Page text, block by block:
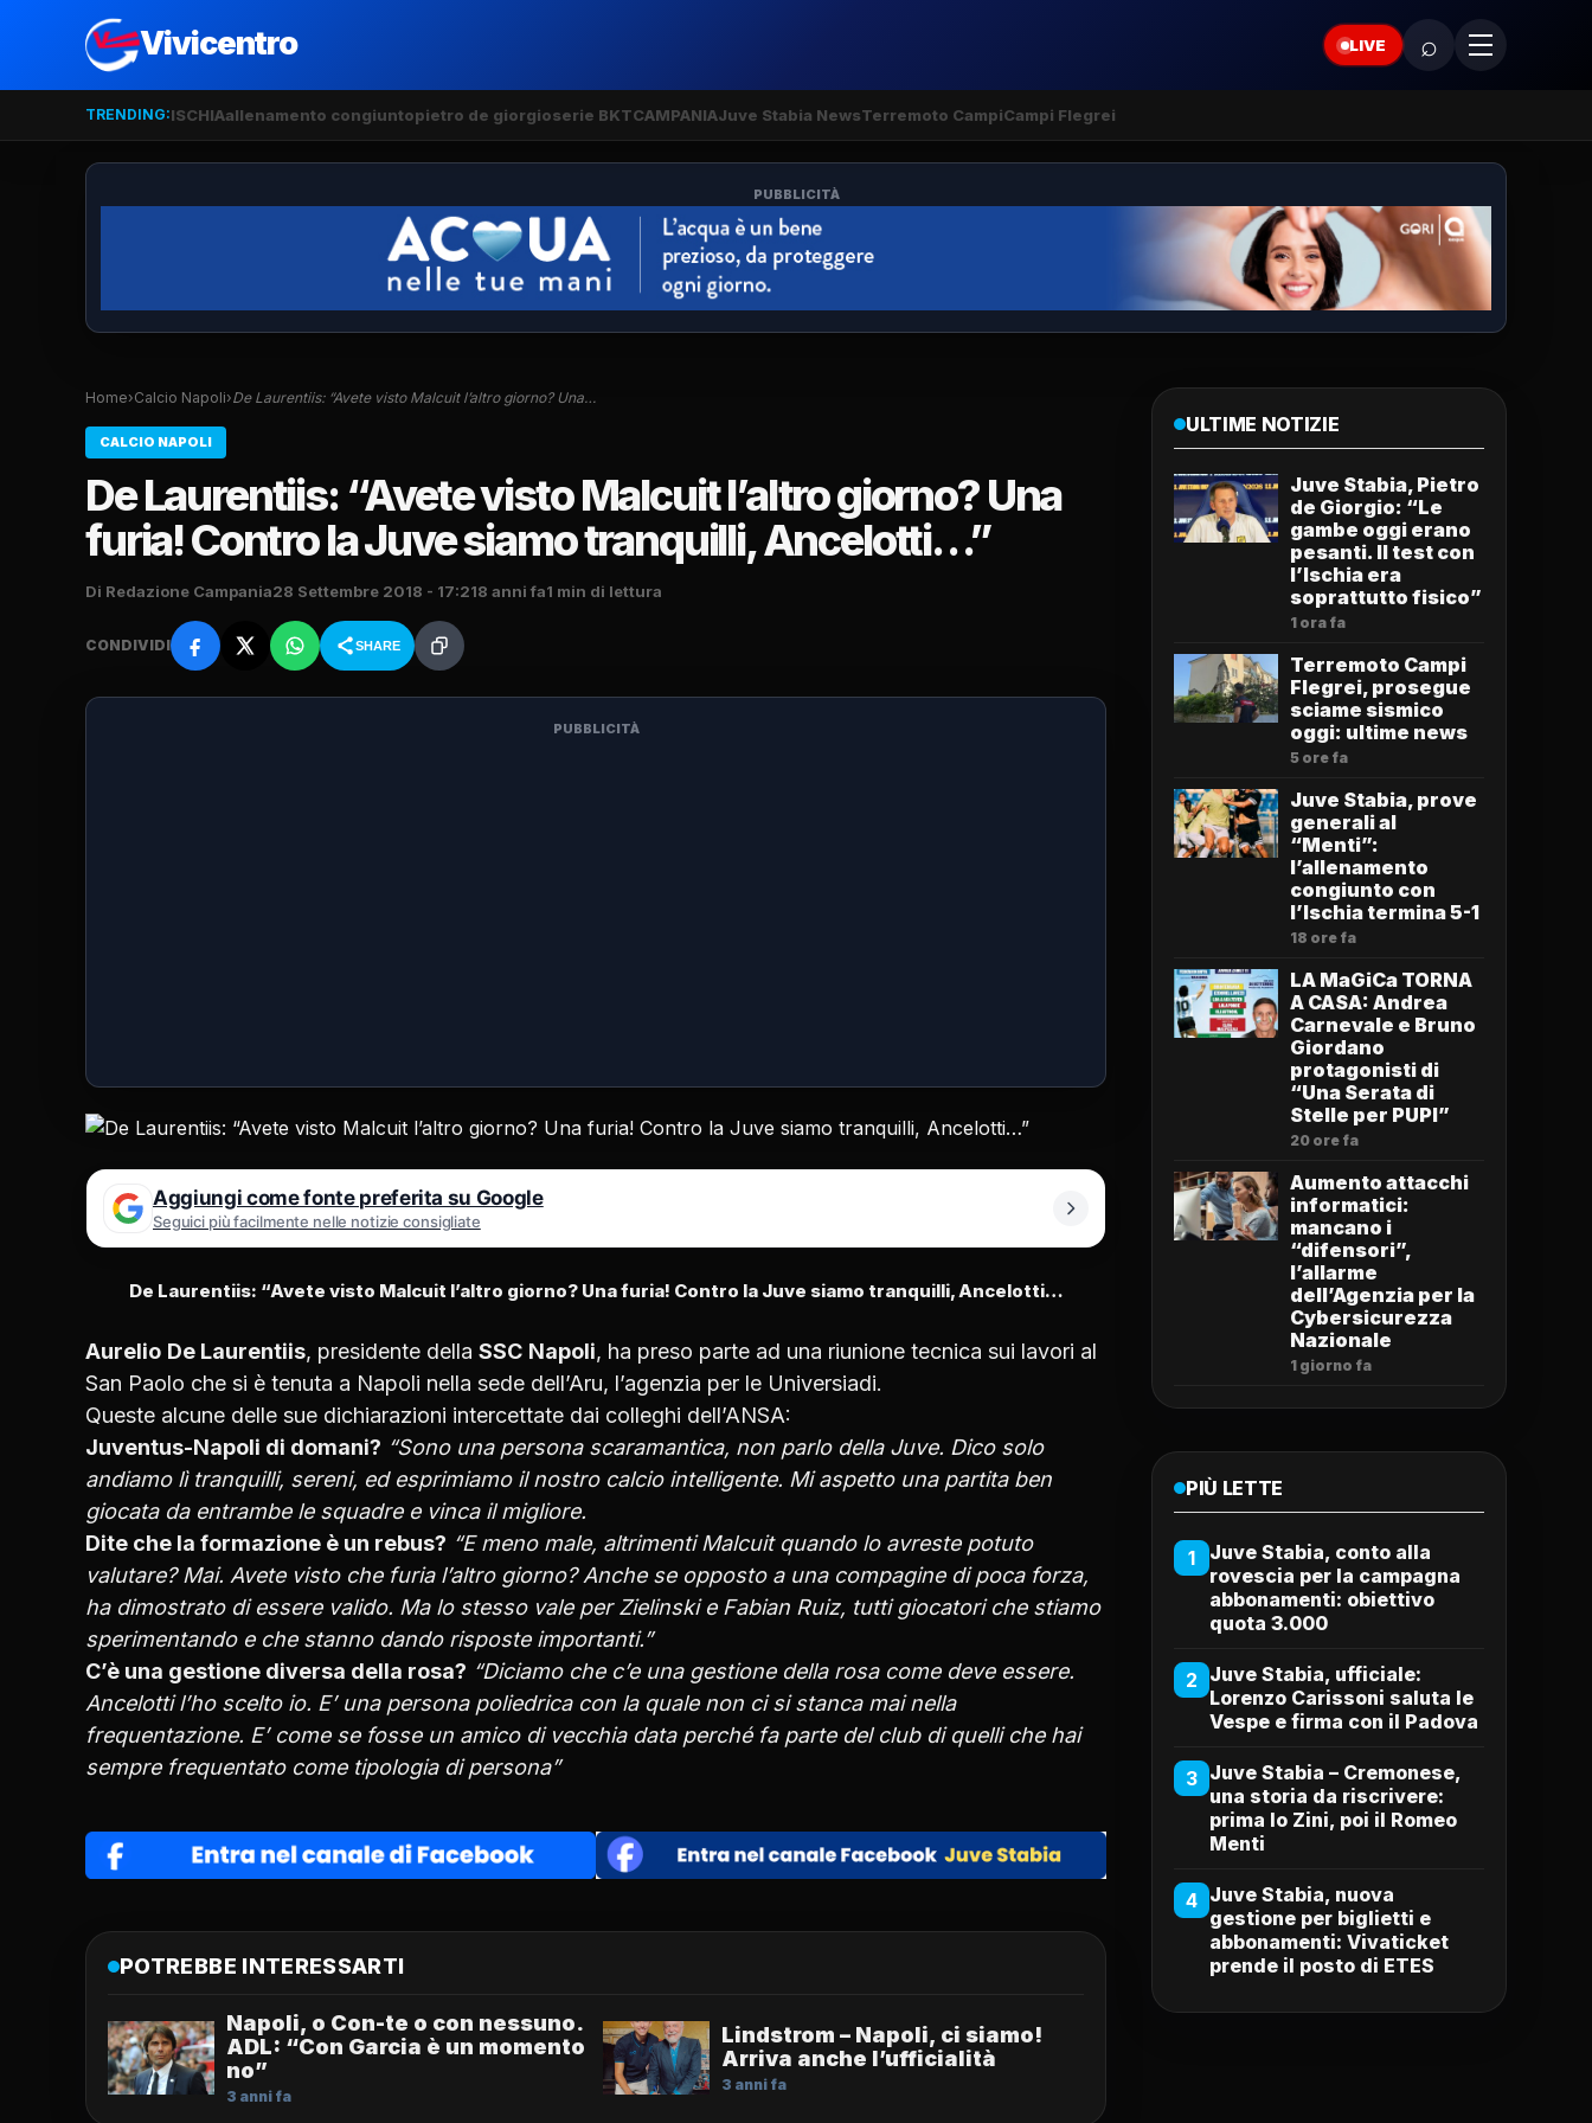
Vivicentro LIVE ⌕
TRENDING:ISCHIAallenamento congiuntopietro de giorgioserie BKTCAMPANIAJuve Stabia NewsTerremoto CampiCampi Flegrei
PUBBLICITÀ
Home›Calcio Napoli›De Laurentiis: “Avete visto Malcuit l’altro giorno? Una…
CALCIO NAPOLI
De Laurentiis: “Avete visto Malcuit l’altro giorno? Una
furia! Contro la Juve siamo tranquilli, Ancelotti…”
Di Redazione Campania28 Settembre 2018 - 17:218 anni fa1 min di lettura
CONDIVIDI SHARE
PUBBLICITÀ
Aggiungi come fonte preferita su Google
Seguici più facilmente nelle notizie consigliate
De Laurentiis: “Avete visto Malcuit l’altro giorno? Una furia! Contro la Juve siamo tranquilli, Ancelotti…
Aurelio De Laurentiis, presidente della SSC Napoli, ha preso parte ad una riunione tecnica sui lavori al
San Paolo che si è tenuta a Napoli nella sede dell’Aru, l’agenzia per le Universiadi.
Queste alcune delle sue dichiarazioni intercettate dai colleghi dell’ANSA:
Juventus-Napoli di domani? “Sono una persona scaramantica, non parlo della Juve. Dico solo
andiamo lì tranquilli, sereni, ed esprimiamo il nostro calcio intelligente. Mi aspetto una partita ben
giocata da entrambe le squadre e vinca il migliore.
Dite che la formazione è un rebus? “E meno male, altrimenti Malcuit quando lo avreste potuto
valutare? Mai. Avete visto che furia l’altro giorno? Anche se opposto a una compagine di poca forza,
ha dimostrato di essere valido. Ma lo stesso vale per Zielinski e Fabian Ruiz, tutti giocatori che stiamo
sperimentando e che stanno dando risposte importanti.”
C’è una gestione diversa della rosa? “Diciamo che c’e una gestione della rosa come deve essere.
Ancelotti l’ho scelto io. E’ una persona poliedrica con la quale non ci si stanca mai nella
frequentazione. E’ come se fosse un amico di vecchia data perché fa parte del club di quelli che hai
sempre frequentato come tipologia di persona”
POTREBBE INTERESSARTI
Napoli, o Con-te o con nessuno.
ADL: “Con Garcia è un momento
no”
3 anni fa
Lindstrom – Napoli, ci siamo!
Arriva anche l’ufficialità
3 anni fa
ULTIME NOTIZIE
Juve Stabia, Pietro
de Giorgio: “Le
gambe oggi erano
pesanti. Il test con
l’Ischia era
soprattutto fisico”
1 ora fa
Terremoto Campi
Flegrei, prosegue
sciame sismico
oggi: ultime news
5 ore fa
Juve Stabia, prove
generali al
“Menti”:
l’allenamento
congiunto con
l’Ischia termina 5-1
18 ore fa
LA MaGiCa TORNA
A CASA: Andrea
Carnevale e Bruno
Giordano
protagonisti di
“Una Serata di
Stelle per PUPI”
20 ore fa
Aumento attacchi
informatici:
mancano i
“difensori”,
l’allarme
dell’Agenzia per la
Cybersicurezza
Nazionale
1 giorno fa
PIÙ LETTE
1
Juve Stabia, conto alla
rovescia per la campagna
abbonamenti: obiettivo
quota 3.000
2 Juve Stabia, ufficiale:
Lorenzo Carissoni saluta le
Vespe e firma con il Padova
3 Juve Stabia – Cremonese,
una storia da riscrivere:
prima lo Zini, poi il Romeo
Menti
4 Juve Stabia, nuova
gestione per biglietti e
abbonamenti: Vivaticket
prende il posto di ETES